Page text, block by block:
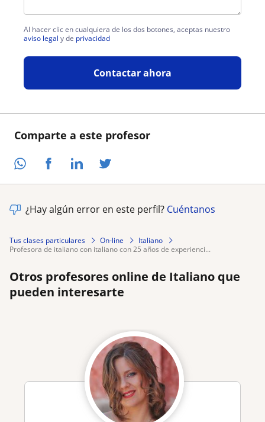
Comparte a este profesor
Al hacer clic en cualquiera de los dos botones, aceptas nuestro
aviso legal y de privacidad
Contactar ahora
¿Hay algún error en este perfil? Cuéntanos
Tus clases particulares On-line
Italiano
profesora de italiano con italiano con 25 años de experienci...
Otros profesores online de Italiano que
pueden interesarte